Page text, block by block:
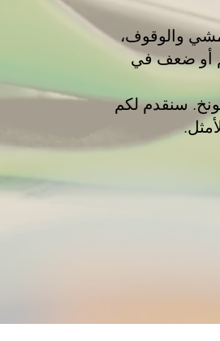
والوقوف،
أو ضعف في
سنقدم لكم